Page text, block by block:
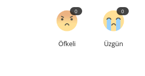
Öfkeli
0
Üzgün
0